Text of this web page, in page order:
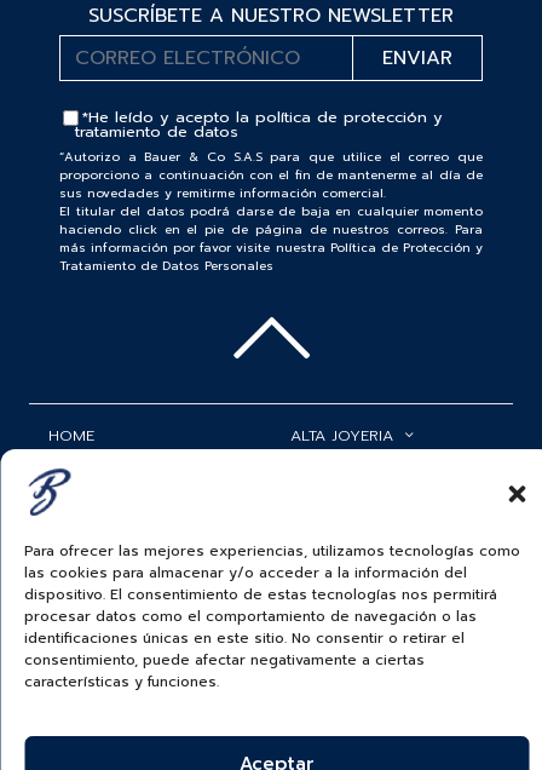
Para ofrecer las mejores experiencias, utilizamos tecnologías como
las cookies para almacenar y/o acceder a la información del
dispositivo. El consentimiento de estas tecnologías nos permitirá
procesar datos como el comportamiento de navegación o las
identificaciones únicas en este sitio. No consentir o retirar el
consentimiento, puede afectar negativamente a ciertas
características y funciones.
Aceptar
SUSCRÍBETE A NUESTRO NEWSLETTER
*He leído y acepto la política de protección y
tratamiento de datos
“Autorizo a Bauer & Co S.A.S para que utilice el correo que
proporciono a continuación con el fin de mantenerme al día de
sus novedades y remitirme información comercial.
El titular del datos podrá darse de baja en cualquier momento
haciendo click en el pie de página de nuestros correos. Para
más información por favor visite nuestra Política de Protección y
Tratamiento de Datos Personales
HOME
ROLEX
RELOJERÍA
ALTA JOYERIA
BAUER NEWS
SERVICIOS
SIGUENOS EN